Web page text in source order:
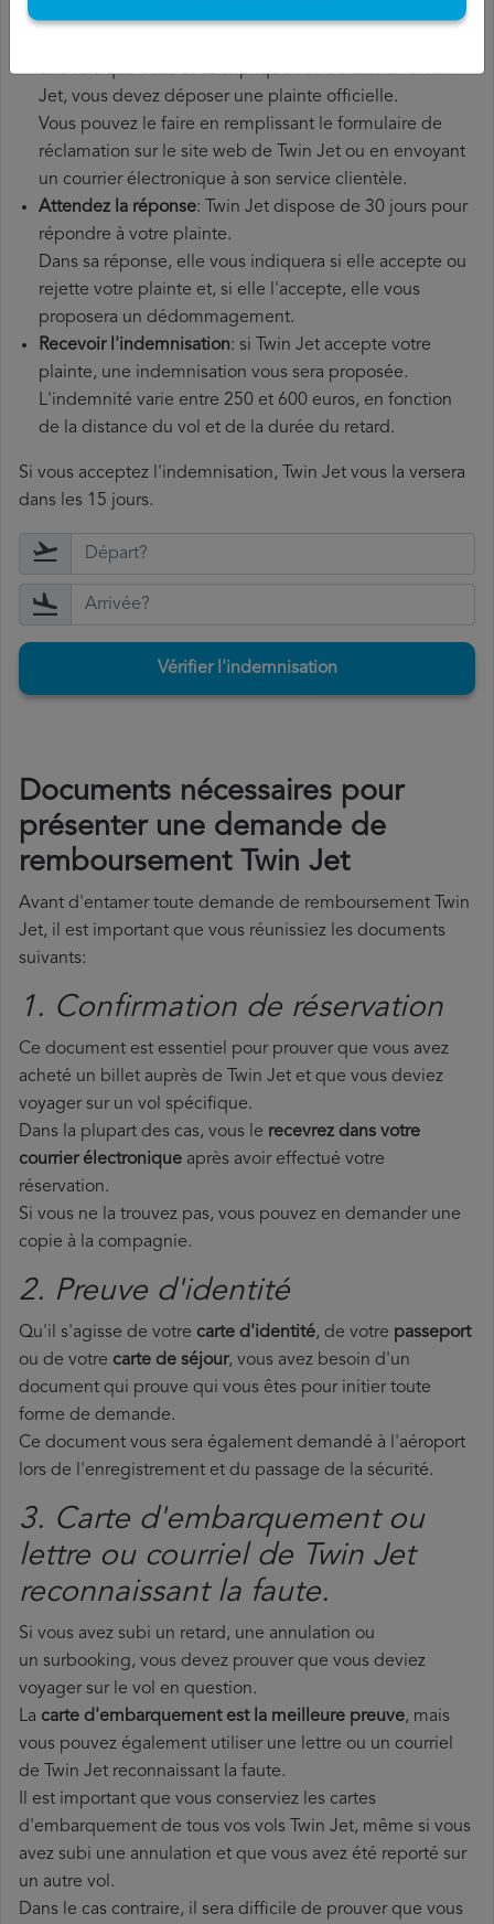
une fois que vous avez expliqué votre situation à Twin
Jet, vous devez déposer une plainte officielle.
Vous pouvez le faire en remplissant le formulaire de
réclamation sur le site web de Twin Jet ou en envoyant
un courrier électronique à son service clientèle.
Attendez la réponse: Twin Jet dispose de 30 jours pour
répondre à votre plainte.
Dans sa réponse, elle vous indiquera si elle accepte ou
rejette votre plainte et, si elle l'accepte, elle vous
proposera un dédommagement.
Recevoir l'indemnisation: si Twin Jet accepte votre
plainte, une indemnisation vous sera proposée.
L'indemnité varie entre 250 et 600 euros, en fonction
de la distance du vol et de la durée du retard.
Si vous acceptez l'indemnisation, Twin Jet vous la versera
dans les 15 jours.
Vérifier l'indemnisation
Documents nécessaires pour
présenter une demande de
remboursement Twin Jet
Avant d'entamer toute demande de remboursement Twin
Jet, il est important que vous réunissiez les documents
suivants:
1. Confirmation de réservation
Ce document est essentiel pour prouver que vous avez
acheté un billet auprès de Twin Jet et que vous deviez
voyager sur un vol spécifique.
Dans la plupart des cas, vous le recevrez dans votre
courrier électronique après avoir effectué votre
réservation.
Si vous ne la trouvez pas, vous pouvez en demander une
copie à la compagnie.
2. Preuve d'identité
Qu'il s'agisse de votre carte d'identité, de votre passeport
ou de votre carte de séjour, vous avez besoin d'un
document qui prouve qui vous êtes pour initier toute
forme de demande.
Ce document vous sera également demandé à l'aéroport
lors de l'enregistrement et du passage de la sécurité.
3. Carte d'embarquement ou
lettre ou courriel de Twin Jet
reconnaissant la faute.
Si vous avez subi un retard, une annulation ou
un surbooking, vous devez prouver que vous deviez
voyager sur le vol en question.
La carte d'embarquement est la meilleure preuve, mais
vous pouvez également utiliser une lettre ou un courriel
de Twin Jet reconnaissant la faute.
Il est important que vous conserviez les cartes
d'embarquement de tous vos vols Twin Jet, même si vous
avez subi une annulation et que vous avez été reporté sur
un autre vol.
Dans le cas contraire, il sera difficile de prouver que vous